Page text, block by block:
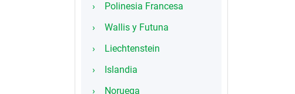
Polinesia Francesa
Wallis y Futuna
Liechtenstein
Islandia
Noruega